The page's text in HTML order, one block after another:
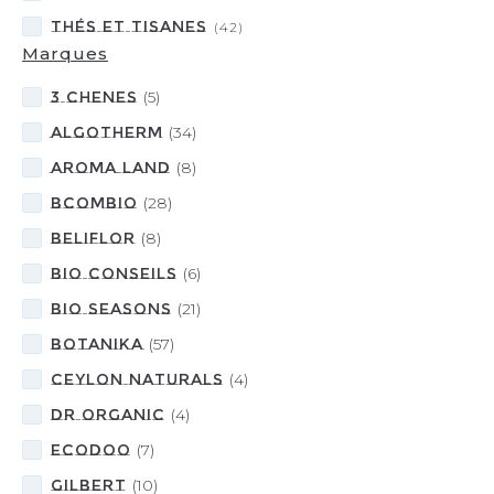
Thés et Tisanes (42 )
Marques
3 CHENES (5)
ALGOTHERM (34)
Aroma Land (8)
BcomBIO (28)
BELIFLOR (8)
BIO CONSEILS (6)
Bio Seasons (21)
BOTANIKA (57)
Ceylon Naturals (4)
DR ORGANIC (4)
ECODOO (7)
GILBERT (10)